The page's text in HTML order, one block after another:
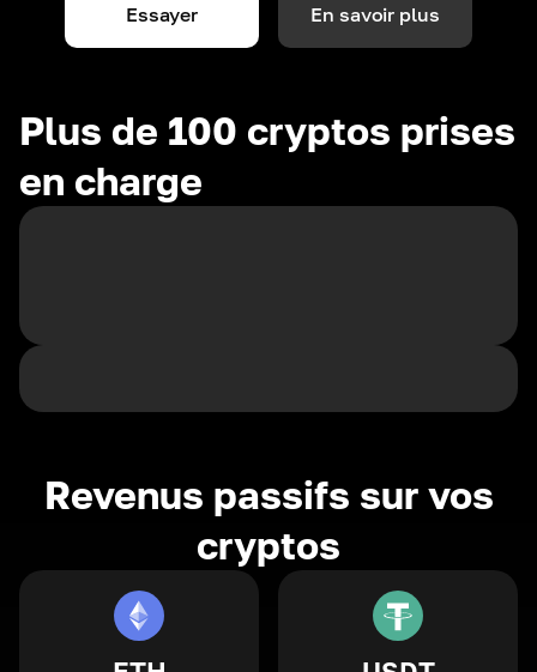
Essayer En savoir plus
Plus de 100 cryptos prises
en charge
Revenus passifs sur vos
cryptos